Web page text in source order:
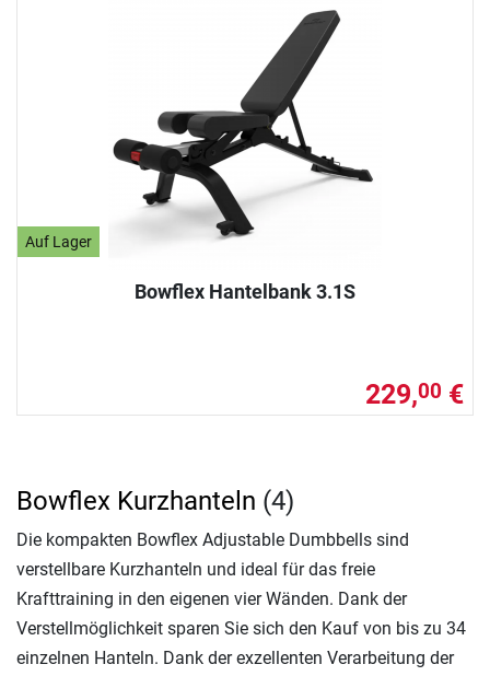
Auf Lager
Bowflex Hantelbank 3.1S
229,00 €
Bowflex Kurzhanteln (4)
Die kompakten Bowflex Adjustable Dumbbells sind
verstellbare Kurzhanteln und ideal für das freie
Krafttraining in den eigenen vier Wänden. Dank der
Verstellmöglichkeit sparen Sie sich den Kauf von bis zu 34
einzelnen Hanteln. Dank der exzellenten Verarbeitung der